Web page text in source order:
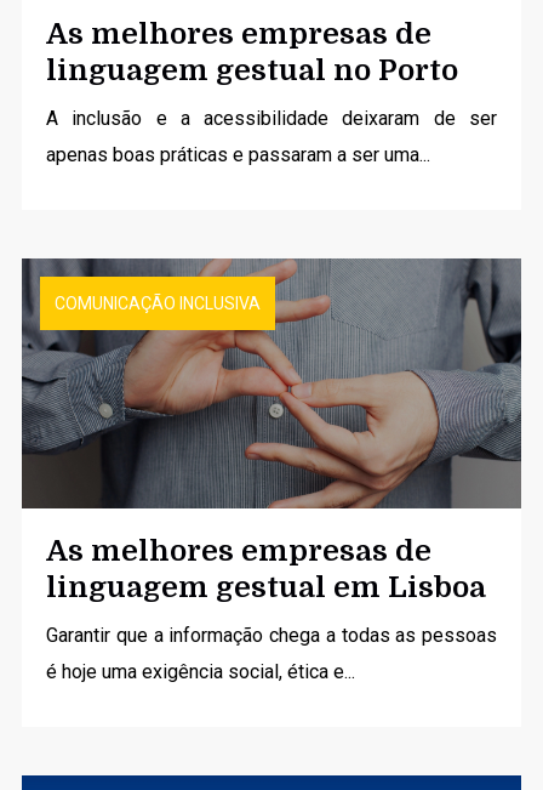
As melhores empresas de
linguagem gestual no Porto
A inclusão e a acessibilidade deixaram de ser
apenas boas práticas e passaram a ser uma...
COMUNICAÇÃO INCLUSIVA
As melhores empresas de
linguagem gestual em Lisboa
Garantir que a informação chega a todas as pessoas
é hoje uma exigência social, ética e...